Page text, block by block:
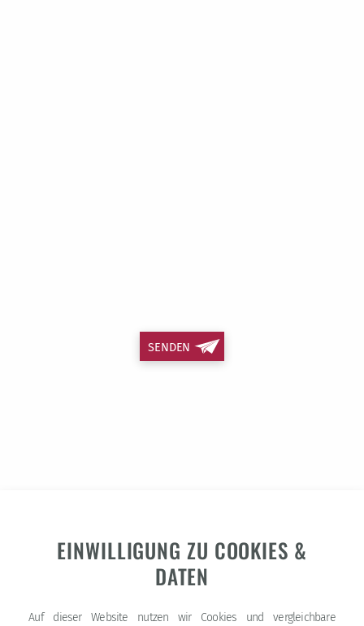
EINWILLIGUNG ZU COOKIES &
DATEN
Auf dieser Website nutzen wir Cookies und vergleichbare
SENDEN
der (Erz-)Diözesen Berlin, Dresden-Meißen, Erfurt,